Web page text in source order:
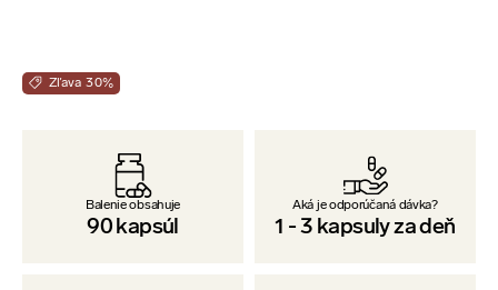
Zľava 30%
Balenie obsahuje
90kapsúl
Aká je odporúčaná dávka?
1 -3 kapsuly za deň